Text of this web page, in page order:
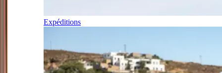
Expéditions